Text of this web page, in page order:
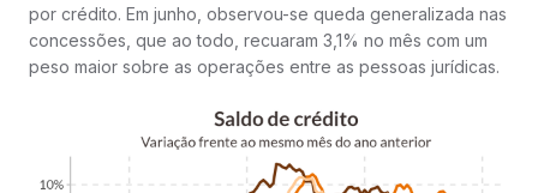
por crédito. Em junho, observou-se queda generalizada nas
concessões, que ao todo, recuaram 3,1% no mês com um
peso maior sobre as operações entre as pessoas jurídicas.